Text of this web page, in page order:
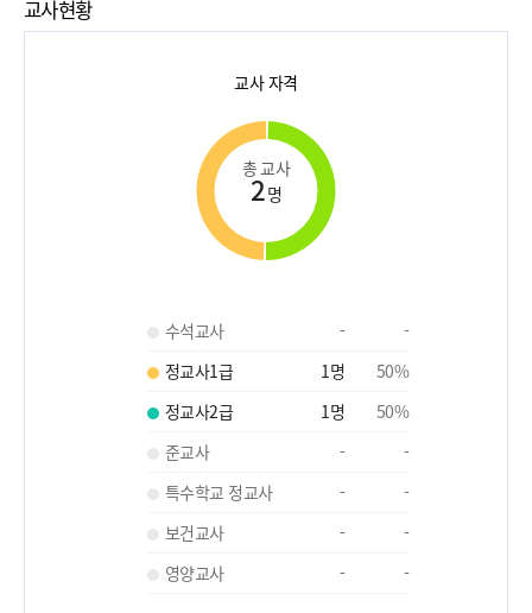
교사현황
교사 자격
총 교사
2명
수석교사 -
-
정교사1급
1명 50%
정교사2급
1명 50%
준교사
-
-
특수학교 정교사
-
-
보건교사
-
-
영양교사
- -